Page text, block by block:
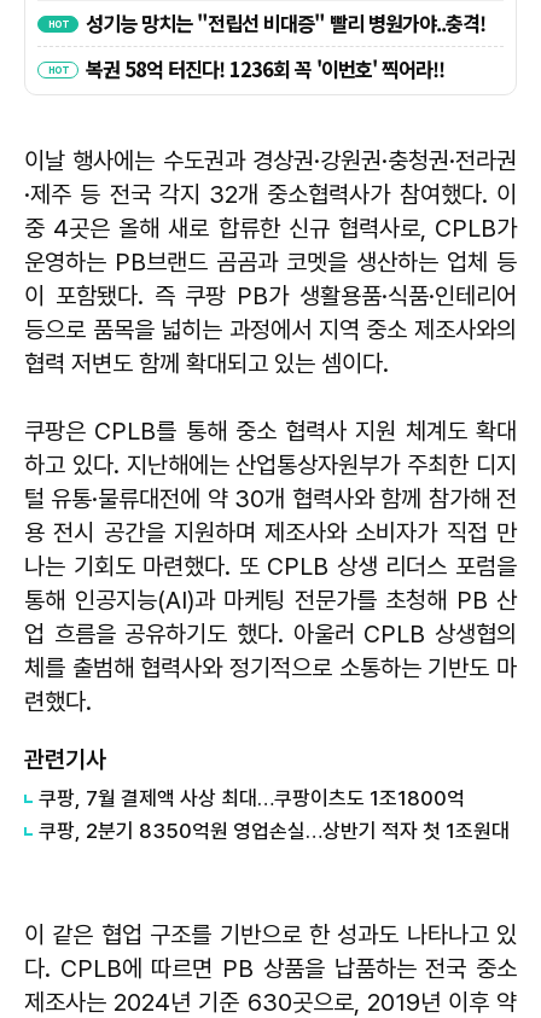
이날 행사에는 수도권과 경상권·강원권·충청권·전라권
·제주 등 전국 각지 32개 중소협력사가 참여했다. 이
중 4곳은 올해 새로 합류한 신규 협력사로, CPLB가
운영하는 PB브랜드 곰곰과 코멧을 생산하는 업체 등
이 포함됐다. 즉 쿠팡 PB가 생활용품·식품·인테리어
등으로 품목을 넓히는 과정에서 지역 중소 제조사와의
협력 저변도 함께 확대되고 있는 셈이다.
쿠팡은 CPLB를 통해 중소 협력사 지원 체계도 확대
하고 있다. 지난해에는 산업통상자원부가 주최한 디지
털 유통·물류대전에 약 30개 협력사와 함께 참가해 전
용 전시 공간을 지원하며 제조사와 소비자가 직접 만
나는 기회도 마련했다. 또 CPLB 상생 리더스 포럼을
통해 인공지능(AI)과 마케팅 전문가를 초청해 PB 산
업 흐름을 공유하기도 했다. 아울러 CPLB 상생협의
체를 출범해 협력사와 정기적으로 소통하는 기반도 마
련했다.
관련기사
쿠팡, 7월 결제액 사상 최대…쿠팡이츠도 1조1800억
쿠팡, 2분기 8350억원 영업손실…상반기 적자 첫 1조원대
이 같은 협업 구조를 기반으로 한 성과도 나타나고 있
다. CPLB에 따르면 PB 상품을 납품하는 전국 중소
제조사는 2024년 기준 630곳으로, 2019년 이후 약